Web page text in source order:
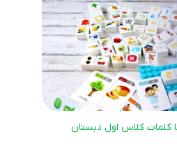
کلمات کلاس اول دبستان